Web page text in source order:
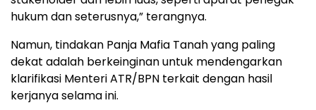
hukum dan seterusnya,” terangnya.
Namun, tindakan Panja Mafia Tanah yang paling
dekat adalah berkeinginan untuk mendengarkan
klarifikasi Menteri ATR/BPN terkait dengan hasil
kerjanya selama ini.